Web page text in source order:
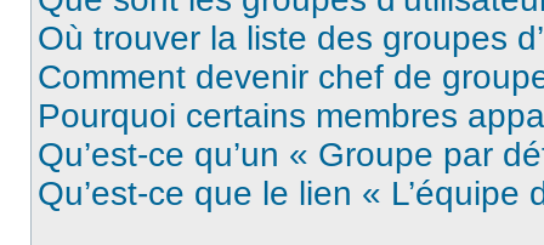
Où trouver la liste des groupes
Comment devenir chef de
Pourquoi certains membres
Qu’est-ce qu’un « Groupe par
Qu’est-ce que le lien « L’équipe